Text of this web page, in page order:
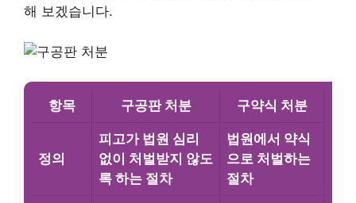
해 보겠습니다.
항목 구공판 처분 구약식 처분
정의
피고가 법원 심리
없이 처벌받지 않도
록 하는 절차
법원에서 약식
으로 처벌하는
절차